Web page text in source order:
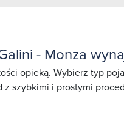
- Monza
opieką. Wybierz typ
szybkimi i prostymi